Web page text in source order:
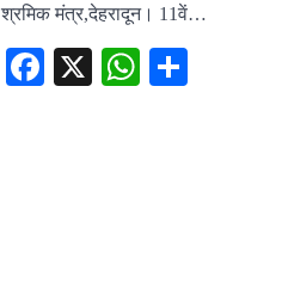
श्रमिक मंत्र,देहरादून। 11वें…
Facebook
X WhatsApp